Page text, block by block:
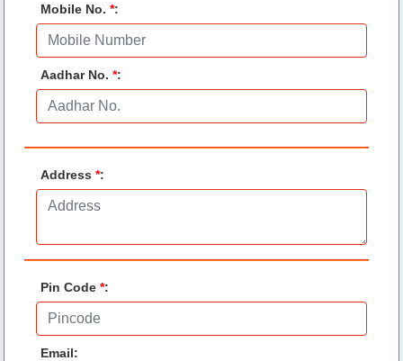
Mobile No. *:
Aadhar No. *:
Address *:
Pin Code*:
Email: